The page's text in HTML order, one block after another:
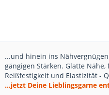
...und hinein ins
gängigen Stärken. Glatte
Reißfestigkeit und Elastizität -
...jetzt Deine Lieblingsgarne